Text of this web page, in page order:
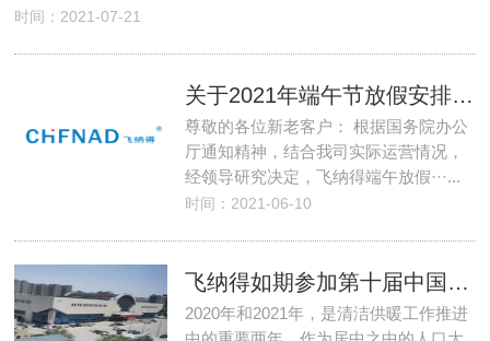
时间：2021-07-21
关于2021年端午节放假安排的通知
尊敬的各位新老客户： 根据国务院办公
厅通知精神，结合我司实际运营情况，
经领导研究决定，飞纳得端午放假···...
时间：2021-06-10
飞纳得如期参加第十届中国郑州清洁取暖通风空调及建筑新能源展览会......
2020年和2021年，是清洁供暖工作推进